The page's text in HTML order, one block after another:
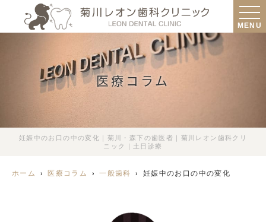
MENU
医療コラム
妊娠中のお口の中の変化｜菊川・森下の歯医者｜菊川レオン歯科クリ
ニック｜土日診療
ホーム 医療コラム 一般歯科 妊娠中のお口の中の変化